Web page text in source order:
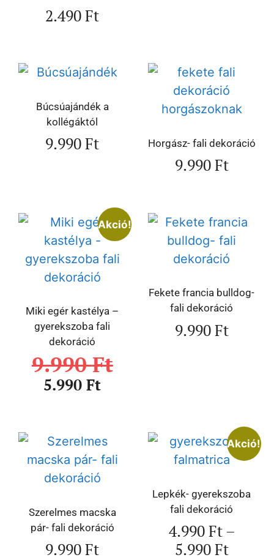
2.490Ft
Búcsúajándék a
kollégáktól
9.990Ft Horgász- fali dekoráció
9.990Ft
Akció!
Miki egér kastélya –
gyerekszoba fali
dekoráció
9.990Ft
5.990Ft
Fekete francia bulldog-
fali dekoráció
9.990Ft
Szerelmes macska
pár- fali dekoráció
9.990Ft
Akció!
Lepkék- gyerekszoba
fali dekoráció
4.990Ft–
5.990Ft